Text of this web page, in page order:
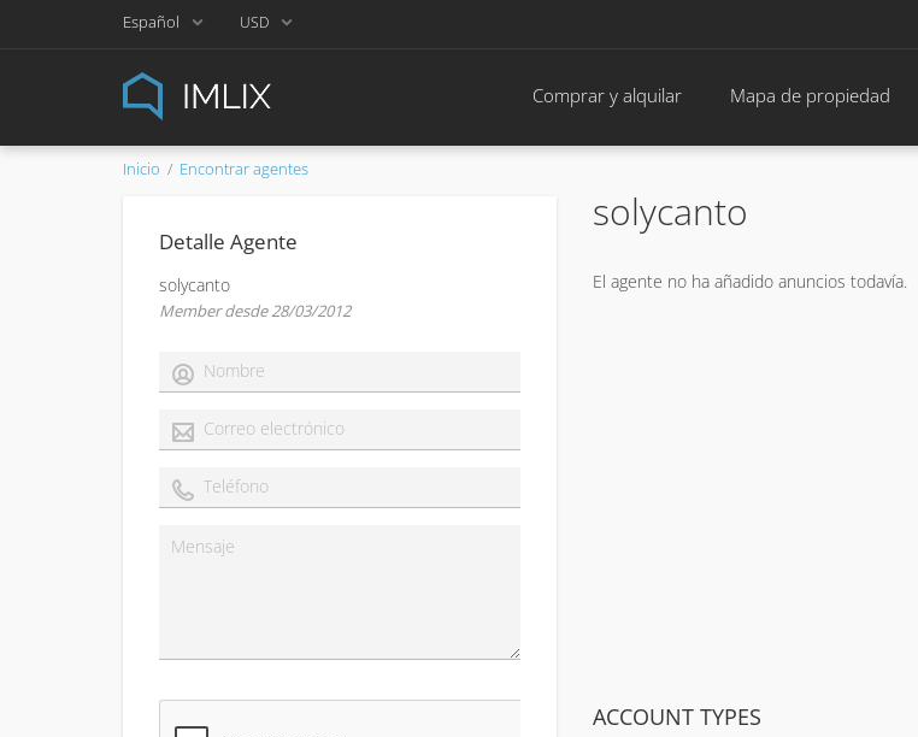
Español USD
Comprar y alquilar Mapa de propiedad
Inicio Encontrar agentes
Detalle Agente
solycanto
Member desde 28/03/2012
solycanto
El agente no ha añadido anuncios todavía.
ACCOUNT TYPES